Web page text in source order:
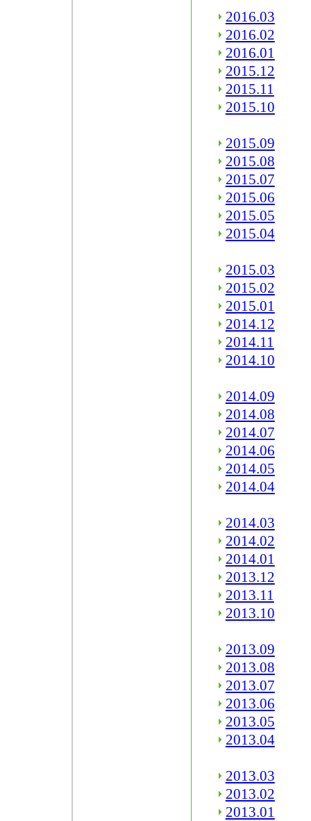
2016.03
2016.02
2016.01
2015.12
2015.11
2015.10
2015.09
2015.08
2015.07
2015.06
2015.05
2015.04
2015.03
2015.02
2015.01
2014.12
2014.11
2014.10
2014.09
2014.08
2014.07
2014.06
2014.05
2014.04
2014.03
2014.02
2014.01
2013.12
2013.11
2013.10
2013.09
2013.08
2013.07
2013.06
2013.05
2013.04
2013.03
2013.02
2013.01